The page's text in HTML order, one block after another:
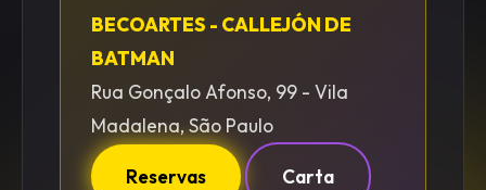
BECOARTES - CALLEJÓN DE
BATMAN
Rua Gonçalo Afonso, 99 - Vila
Madalena, São Paulo
Reservas Carta